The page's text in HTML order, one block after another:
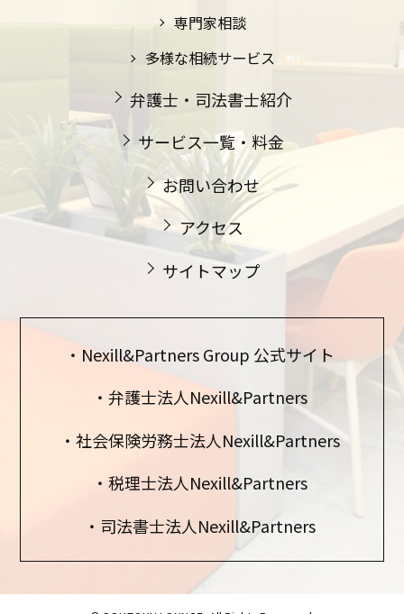
専門家相談
多様な相続サービス
弁護士・司法書士紹介
サービス一覧・料金
お問い合わせ
アクセス
サイトマップ
Nexill&Partners Group 公式サイト
弁護士法人Nexill&Partners
社会保険労務士法人Nexill&Partners
税理士法人Nexill&Partners
司法書士法人Nexill&Partners